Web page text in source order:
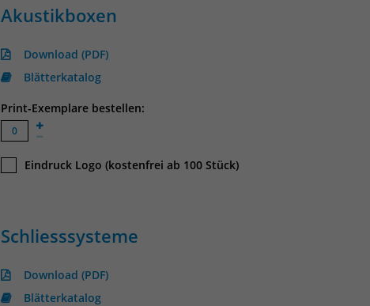
Akustikboxen
Download (PDF)
Blätterkatalog
Print-Exemplare bestellen:
Eindruck Logo (kostenfrei ab 100 Stück)
Schliesssysteme
Download (PDF)
Blätterkatalog